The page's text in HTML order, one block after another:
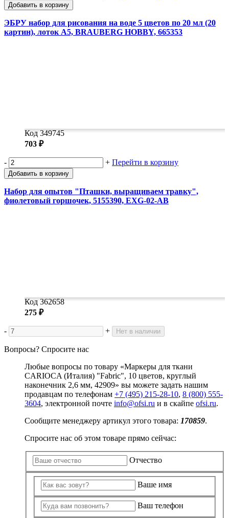
Добавить в корзину
ЭБРУ набор для рисования на воде 5 цветов по 20 мл (20
картин), лоток А5, BRAUBERG HOBBY, 665353
Код 349745
703 ₽
- + Перейти в корзину
Добавить в корзину
Набор для опытов "Пташки, выращиваем травку",
фиолетовый горшочек, 5155390, EXG-02-AB
Код 362658
275 ₽
- + Нет в наличии
Вопросы? Спросите нас
Любые вопросы по товару «Маркеры для ткани
CARIOCA (Италия) "Fabric", 10 цветов, круглый
наконечник 2,6 мм, 42909» вы можете задать нашим
продавцам по телефонам +7 (495) 215-28-10, 8 (800) 555-
3604, электронной почте info@ofsi.ru и в скайпе ofsi.ru.
Сообщите менеджеру артикул этого товара: 170859.
Спросите нас об этом товаре прямо сейчас:
Отчество
Ваше имя
Ваш телефон